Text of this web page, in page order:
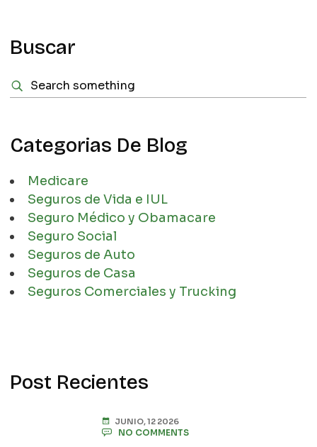
Buscar
Categorias De Blog
Medicare
Seguros de Vida e IUL
Seguro Médico y Obamacare
Seguro Social
Seguros de Auto
Seguros de Casa
Seguros Comerciales y Trucking
Post Recientes
JUNIO, 12 2026
NO COMMENTS